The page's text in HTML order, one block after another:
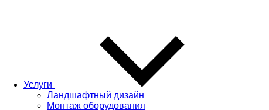
Услуги
Ландшафтный дизайн
Монтаж оборудования